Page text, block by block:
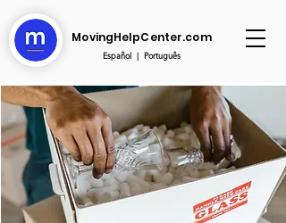
MovingHelpCenter.com
Español| Português